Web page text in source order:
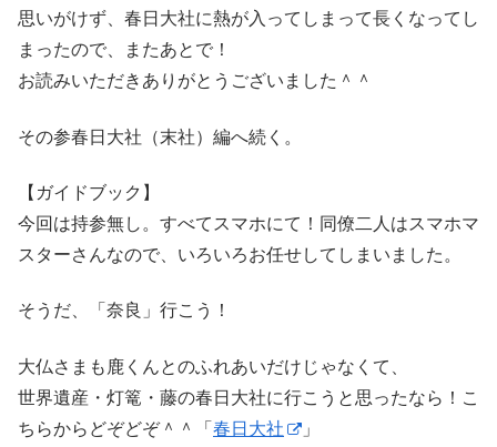
思いがけず、春日大社に熱が入ってしまって長くなってし
まったので、またあとで！
お読みいただきありがとうございました＾＾
その参春日大社（末社）編へ続く。
【ガイドブック】
今回は持参無し。すべてスマホにて！同僚二人はスマホマ
スターさんなので、いろいろお任せしてしまいました。
そうだ、「奈良」行こう！
大仏さまも鹿くんとのふれあいだけじゃなくて、
世界遺産・灯篭・藤の春日大社に行こうと思ったなら！こ
ちらからどぞどぞ＾＾「 春日大社 」